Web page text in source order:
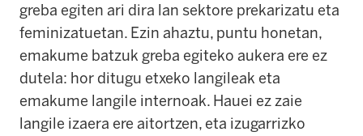
greba egiten ari dira lan sektore prekarizatu eta
feminizatuetan. Ezin ahaztu, puntu honetan,
emakume batzuk greba egiteko aukera ere ez
dutela: hor ditugu etxeko langileak eta
emakume langile internoak. Hauei ez zaie
langile izaera ere aitortzen, eta izugarrizko